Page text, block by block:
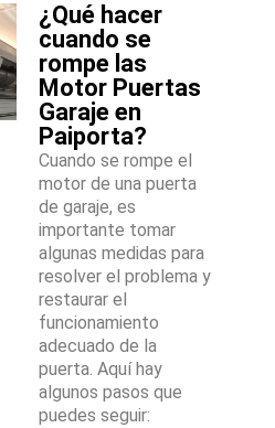
¿Qué hacer
cuando se
rompe las
Motor Puertas
Garaje en
Paiporta?
Cuando se rompe el
motor de una puerta
de garaje, es
importante tomar
algunas medidas para
resolver el problema y
restaurar el
funcionamiento
adecuado de la
puerta. Aquí hay
algunos pasos que
puedes seguir: